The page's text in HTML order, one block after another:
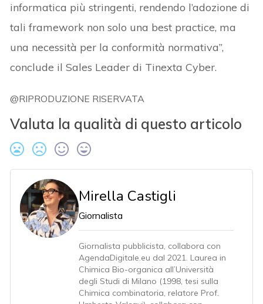
informatica più stringenti, rendendo l’adozione di
tali framework non solo una best practice, ma
una necessità per la conformità normativa”,
conclude il Sales Leader di Tinexta Cyber.
@RIPRODUZIONE RISERVATA
Valuta la qualità di questo articolo
Mirella Castigli
Giornalista
Giornalista pubblicista, collabora con
AgendaDigitale.eu dal 2021. Laurea in
Chimica Bio-organica all’Università
degli Studi di Milano (1998, tesi sulla
Chimica combinatoria, relatore Prof.